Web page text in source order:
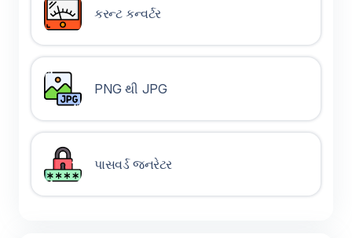
કરન્ટ કન્વર્ટર
PNG થી JPG
પાસવર્ડ જનરેટર